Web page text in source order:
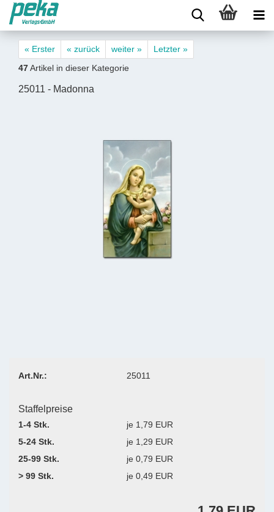
« Erster « zurück weiter »
Letzter »
47Artikel in dieser Kategorie
25011 - Madonna
Art.Nr.: 25011
Staffelpreise
1-4 Stk.
je 1,79 EUR
5-24 Stk.
je 1,29 EUR
25-99 Stk.
je 0,79 EUR
> 99 Stk.
je 0,49 EUR